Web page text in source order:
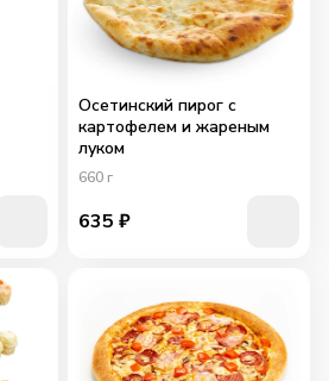
Осетинский пирог с
картофелем и жареным
луком
660 г
635 ₽